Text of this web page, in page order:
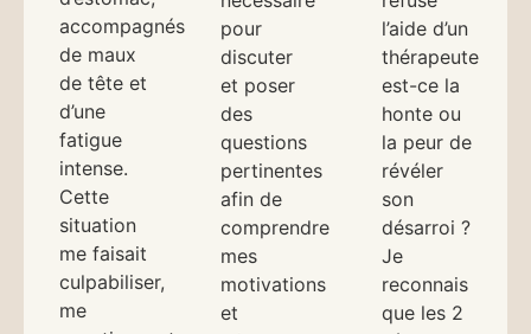
accompagnés
de maux
de tête et
d’une
fatigue
intense.
Cette
situation
me faisait
culpabiliser,
me
pour
discuter
et poser
des
questions
pertinentes
afin de
comprendre
mes
motivations
et
l’aide d’un
thérapeute
est-ce la
honte ou
la peur de
révéler
son
désarroi ?
Je
reconnais
que les 2